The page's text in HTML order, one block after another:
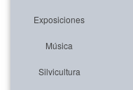
Exposiciones
Música
Silvicultura